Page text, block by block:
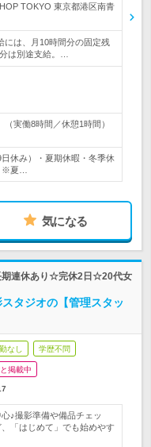
TOKYO 東京都港区南青
には、月10時間分の固定残
は別途支給。…
実働8時間／休憩1時間）
休み）・夏期休暇・冬季休
※夏…
気になる
連休あり☆完休2日☆20代女
タジオの【管理スタッ
なし 学歴不問
掲載中
♪撮影準備や備品チェッ
「はじめて」でも始めやす